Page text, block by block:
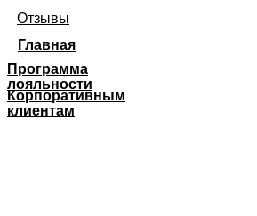
Отзывы
Главная
Программа
лояльности
Корпоративным
клиентам